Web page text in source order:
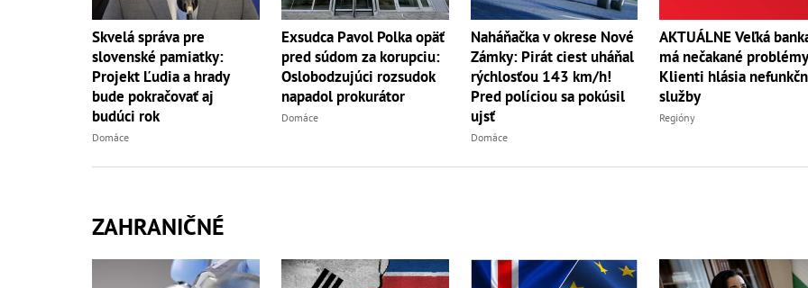
Skvelá správa pre
slovenské pamiatky:
Projekt Ľudia a hrady
bude pokračovať aj
budúci rok
Domáce
Exsudca Pavol Polka opäť
pred súdom za korupciu:
Oslobodzujúci rozsudok
napadol prokurátor
Domáce
Naháňačka v okrese Nové
Zámky: Pirát ciest uháňal
rýchlosťou 143 km/h!
Pred políciou sa pokúsil
ujsť
Domáce
AKTUÁLNE Veľká
má nečakané
Klienti hlásia
služby
Regióny
ZAHRANIČNÉ